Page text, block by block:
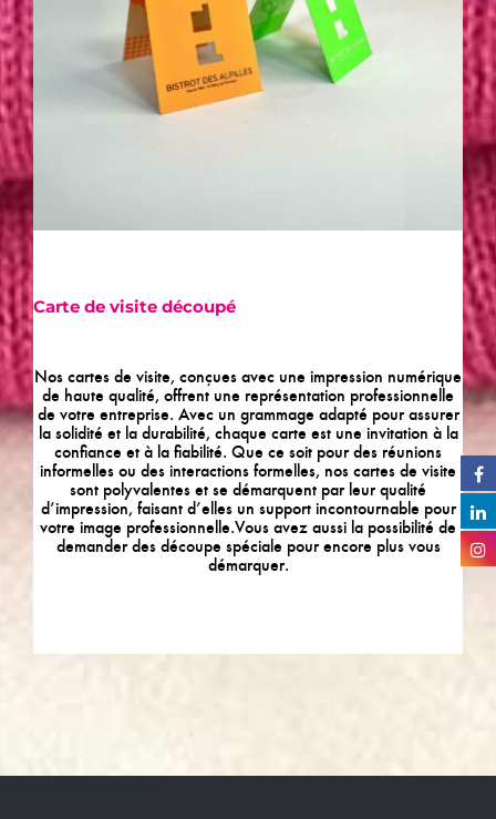
Carte de visite découpé
Nos cartes de visite, conçues avec une impression numérique
de haute qualité, offrent une représentation professionnelle
de votre entreprise. Avec un grammage adapté pour assurer
la solidité et la durabilité, chaque carte est une invitation à la
confiance et à la fiabilité. Que ce soit pour des réunions
informelles ou des interactions formelles, nos cartes de visite
sont polyvalentes et se démarquent par leur qualité
d’impression, faisant d’elles un support incontournable pour
votre image professionnelle.Vous avez aussi la possibilité de
demander des découpe spéciale pour encore plus vous
démarquer.